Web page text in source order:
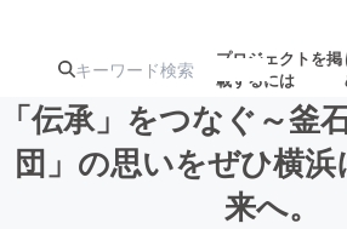
プロジェクトを掲
載するには
注目の新着プロ
「伝承」をつなぐ～釜
団」の思いをぜひ横
来へ。